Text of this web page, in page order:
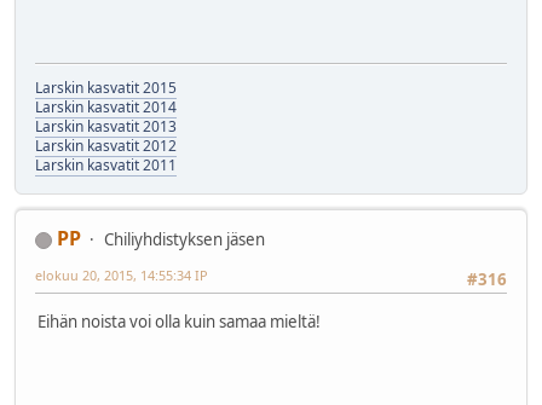
Larskin kasvatit 2015
Larskin kasvatit 2014
Larskin kasvatit 2013
Larskin kasvatit 2012
Larskin kasvatit 2011
PP
Chiliyhdistyksen jäsen
#316
elokuu 20, 2015, 14:55:34 IP
Eihän noista voi olla kuin samaa mieltä!